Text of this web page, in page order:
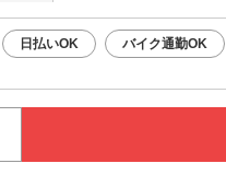
日払いOK バイク通勤OK